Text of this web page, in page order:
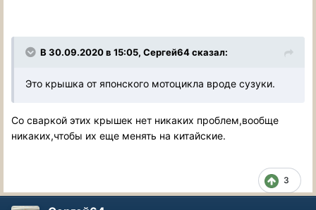
В 30.09.2020 в 15:05, Сергей64 сказал:
Это крышка от японского мотоцикла вроде сузуки.
Со сваркой этих крышек нет никаких проблем,вообще
никаких,чтобы их еще менять на китайские.
3